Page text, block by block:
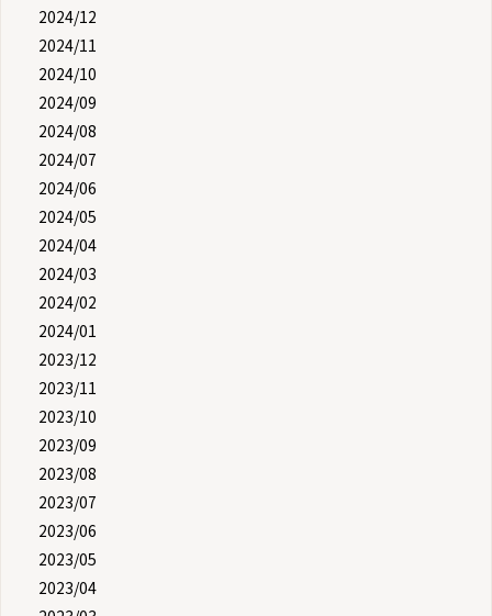
2024/12
2024/11
2024/10
2024/09
2024/08
2024/07
2024/06
2024/05
2024/04
2024/03
2024/02
2024/01
2023/12
2023/11
2023/10
2023/09
2023/08
2023/07
2023/06
2023/05
2023/04